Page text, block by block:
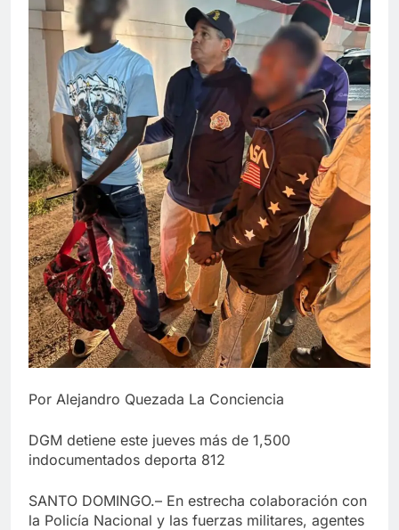
Por Alejandro Quezada La Conciencia
DGM detiene este jueves más de 1,500
indocumentados deporta 812
SANTO DOMINGO.– En estrecha colaboración con
la Policía Nacional y las fuerzas militares, agentes